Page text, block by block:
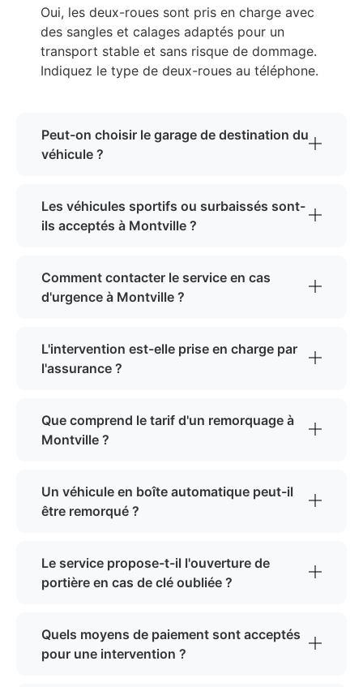
Oui, les deux-roues sont pris en charge avec
des sangles et calages adaptés pour un
transport stable et sans risque de dommage.
Indiquez le type de deux-roues au téléphone.
Peut-on choisir le garage de destination du
véhicule ?
Les véhicules sportifs ou surbaissés sont-
ils acceptés à Montville ?
Comment contacter le service en cas
d'urgence à Montville ?
L'intervention est-elle prise en charge par
l'assurance ?
Que comprend le tarif d'un remorquage à
Montville ?
Un véhicule en boîte automatique peut-il
être remorqué ?
Le service propose-t-il l'ouverture de
portière en cas de clé oubliée ?
Quels moyens de paiement sont acceptés
pour une intervention ?